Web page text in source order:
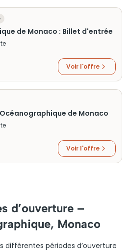
de Monaco : Billet d'entrée
Voir l'offre
de Monaco
Voir l'offre
d’ouverture –
Monaco
différentes périodes d’ouverture